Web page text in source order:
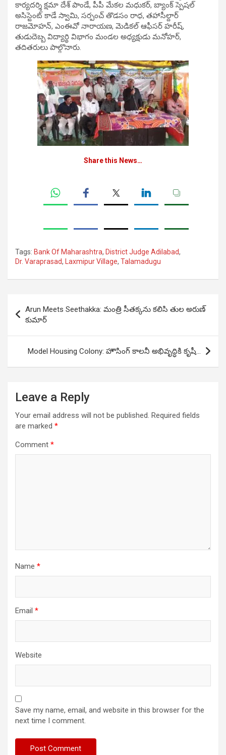
కార్యదర్శి క్షమా దేశ్‌ పాండే, పీపీ మేకల మధుకర్, బ్యాంక్‌ స్పెషల్‌
అసిస్టెంట్‌ కాడే స్వామి, సర్పంచ్‌ తొడసం రాధ, తహాసీల్దార్‌
రాజమోహన్, ఎంఈవో నారాయణ, మెడికల్‌ ఆఫీసర్‌ హరీష్,
తుడుదెబ్బ విద్యార్థి విభాగం మండల అధ్యక్షుడు మనోహర్,
తదితరులు పాల్గొనారు.
Share this News…
Tags: Bank Of Maharashtra, District Judge Adilabad,
Dr. Varaprasad, Laxmipur Village, Talamadugu
navigation
Arun Meets Seethakka: మంత్రి సీతక్కను కలిసి తుల అరుణ్‌
కుమార్‌
Model Housing Colony: హౌసింగ్‌ కాలనీ అభివృద్ధికి కృషీ…
Leave a Reply
Your email address will not be published. Required fields
are marked *
Comment *
Name *
Email *
Website
Save my name, email, and website in this browser for the
next time I comment.